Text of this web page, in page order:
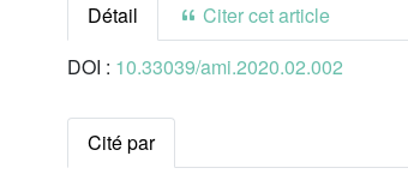
Détail
Citer cet article
DOI : 10.33039/ami.2020.02.002
Cité par